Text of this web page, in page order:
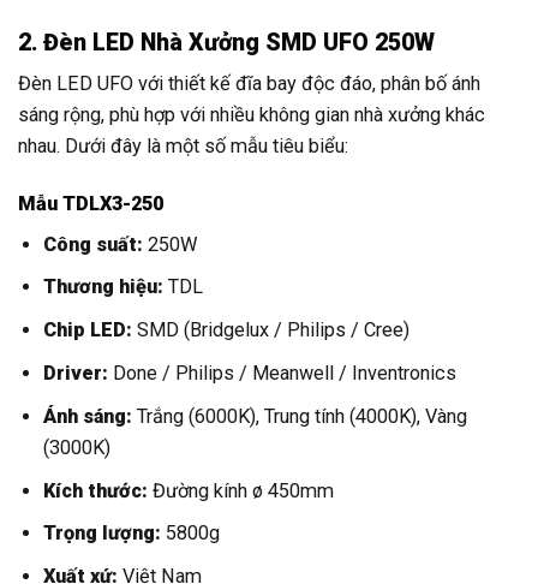
2. Đèn LED Nhà Xưởng SMD UFO 250W
Đèn LED UFO với thiết kế đĩa bay độc đáo, phân bố ánh
sáng rộng, phù hợp với nhiều không gian nhà xưởng khác
nhau. Dưới đây là một số mẫu tiêu biểu:
Mẫu TDLX3-250
Công suất: 250W
Thương hiệu: TDL
Chip LED: SMD (Bridgelux / Philips / Cree)
Driver: Done / Philips / Meanwell / Inventronics
Ánh sáng: Trắng (6000K), Trung tính (4000K), Vàng
(3000K)
Kích thước: Đường kính ø 450mm
Trọng lượng: 5800g
Xuất xứ: Việt Nam